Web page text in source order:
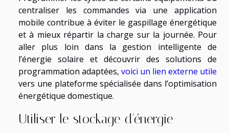
centraliser les commandes via une application
mobile contribue à éviter le gaspillage énergétique
et à mieux répartir la charge sur la journée. Pour
aller plus loin dans la gestion intelligente de
l’énergie solaire et découvrir des solutions de
programmation adaptées, voici un lien externe utile
vers une plateforme spécialisée dans l’optimisation
énergétique domestique.
Utiliser le stockage d'énergie